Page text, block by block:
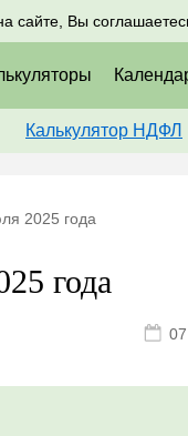
сайте, Вы
Калькулятор НДФЛ
2025 года
года